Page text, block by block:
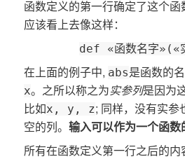
函数定义的第一行确定了这个函
应该看上去像这样：
def «函数名字»(«
在上面的例子中, abs是函数的
x。之所以称之为实参列是因为
比如x, y, z; 同样，没有实参
空的列。输入可以作为一个函数
所有在函数定义第一行之后的内